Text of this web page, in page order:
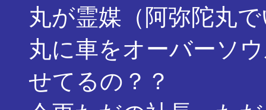
丸が霊媒（阿弥陀丸
丸に車をオーバーソ
せてるの？？